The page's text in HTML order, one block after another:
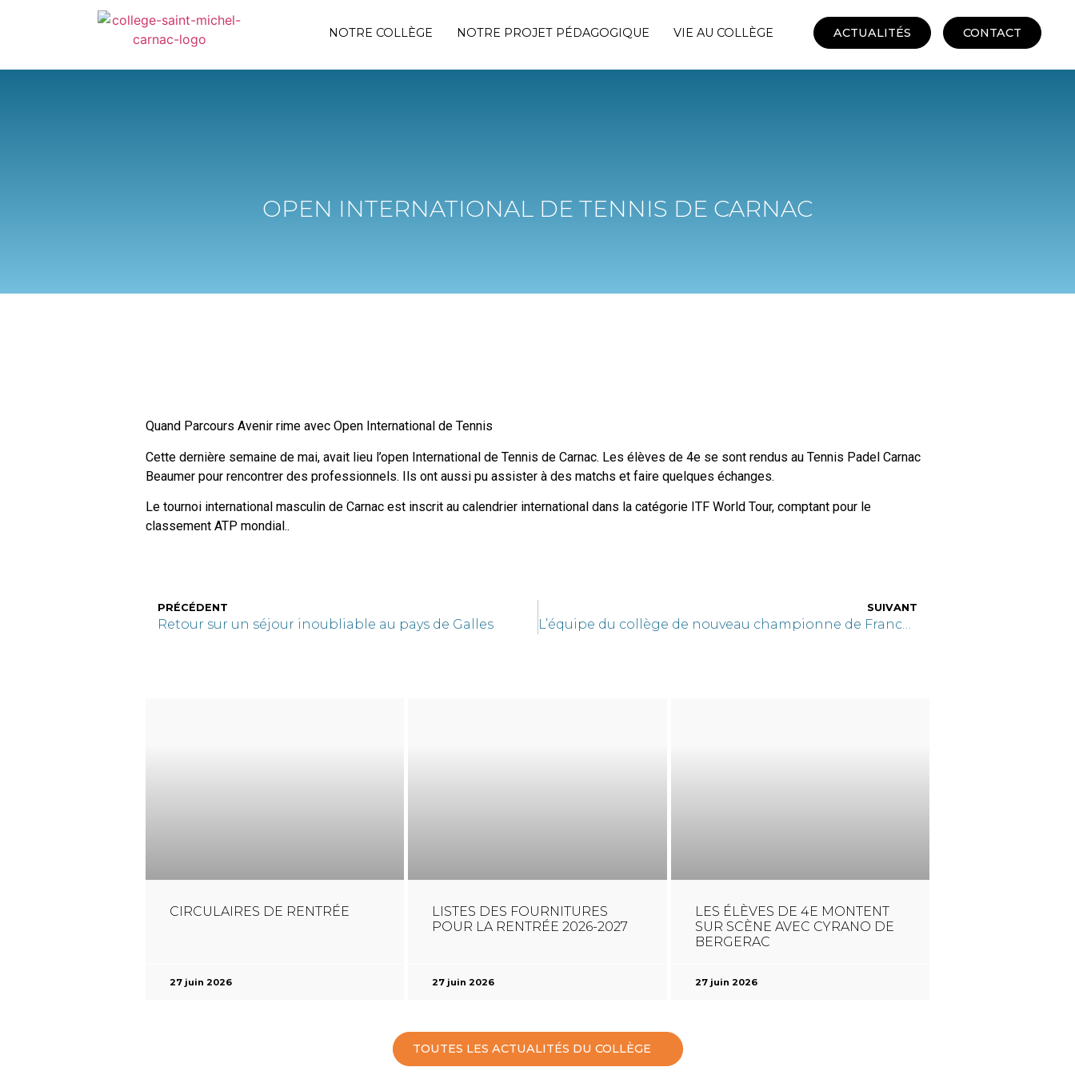
NOTRE COLLÈGE NOTRE PROJET PÉDAGOGIQUE VIE AU COLLÈGE ACTUALITÉS CONTACT
OPEN INTERNATIONAL DE TENNIS DE CARNAC
Quand Parcours Avenir rime avec Open International de Tennis
Cette dernière semaine de mai, avait lieu l’open International de Tennis de Carnac. Les élèves de 4e se sont rendus au Tennis Padel Carnac
Beaumer pour rencontrer des professionnels. Ils ont aussi pu assister à des matchs et faire quelques échanges.
Le tournoi international masculin de Carnac est inscrit au calendrier international dans la catégorie ITF World Tour, comptant pour le
classement ATP mondial..
PRÉCÉDENT
Retour sur un séjour inoubliable au pays de Galles
SUIVANT
L’équipe du collège de nouveau championne de France de voile UNSS
CIRCULAIRES DE RENTRÉE
27 juin 2026
LISTES DES FOURNITURES
POUR LA RENTRÉE 2026-2027
27 juin 2026
LES ÉLÈVES DE 4E MONTENT
SUR SCÈNE AVEC CYRANO DE
BERGERAC
27 juin 2026
TOUTES LES ACTUALITÉS DU COLLÈGE